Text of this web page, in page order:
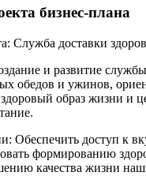
бизнес-плана
Служба доставки
и развитие
обедов и ужинов,
образ жизни и
Обеспечить доступ к
формированию
качества жизни